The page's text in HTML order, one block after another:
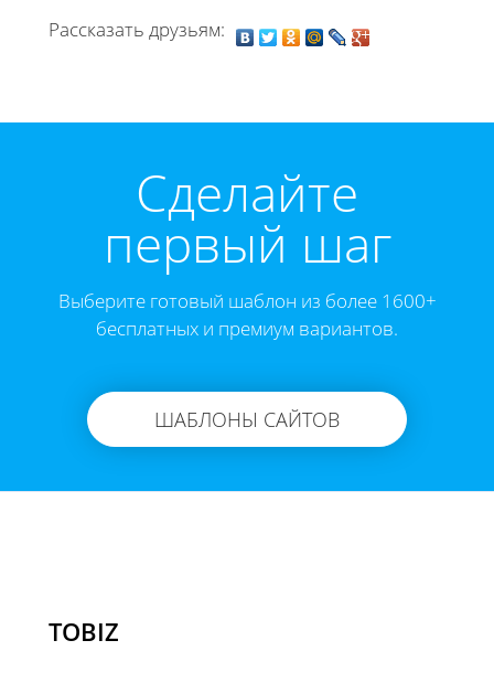
Рассказать друзьям:
Cделайте
первый шаг
Выберите готовый шаблон из более 1600+
бесплатных и премиум вариантов.
ШАБЛОНЫ САЙТОВ
TOBIZ